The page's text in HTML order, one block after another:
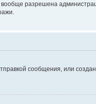
вообще разрешена
сообщения, или